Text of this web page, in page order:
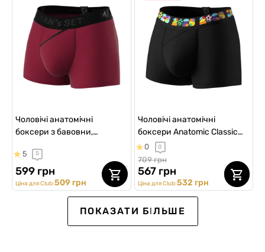
Чоловічі анатомічні
боксери з бавовни,
Series, бордовий
5 5
599 грн
Ціна для Club:509 грн
Чоловічі анатомічні
боксери Anatomic Classic
2.0 Color Series, FIFA,
чорний
0 0
709 грн
567 грн
Ціна для Club:532 грн
SALE -15%
ПОКАЗАТИ БІЛЬШЕ